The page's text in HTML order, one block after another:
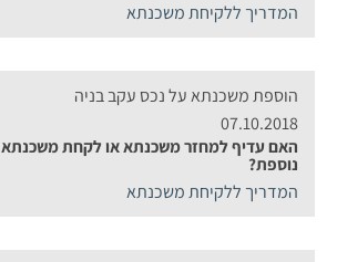
המדריך ללקיחת משכנתא
הוספת משכנתא על נכס עקב בניה
07.10.2018
האם עדיף למחזר משכנתא או לקחת משכנתא
נוספת?
המדריך ללקיחת משכנתא